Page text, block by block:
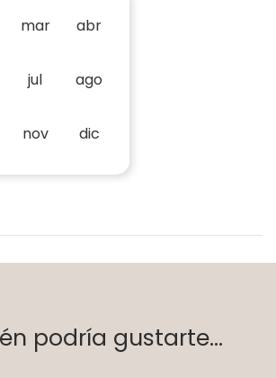
mar abr
jul ago
nov dic
podría gustarte...